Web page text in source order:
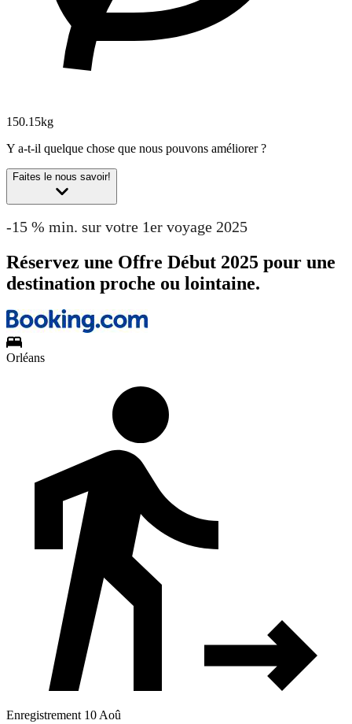
150.15kg
Y a-t-il quelque chose que nous pouvons améliorer ?
Faites le nous savoir!
-15 % min. sur votre 1er voyage 2025
Réservez une Offre Début 2025 pour une
destination proche ou lointaine.
Orléans
Enregistrement 10 Aoû